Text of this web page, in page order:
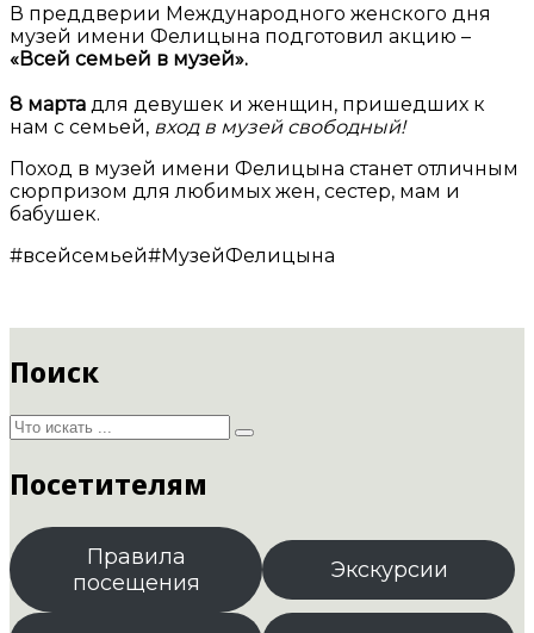
В преддверии Международного женского дня
музей имени Фелицына подготовил акцию –
«Всей семьей в музей».
8 марта для девушек и женщин, пришедших к
нам с семьей, вход в музей свободный!
Поход в музей имени Фелицына станет отличным
сюрпризом для любимых жен, сестер, мам и
бабушек.
#всейсемьей#МузейФелицына
Поиск
Посетителям
Правила
посещения
Экскурсии